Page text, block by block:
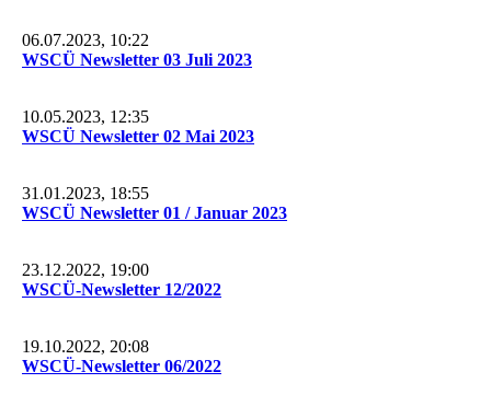
06.07.2023, 10:22
WSCÜ Newsletter 03 Juli 2023
10.05.2023, 12:35
WSCÜ Newsletter 02 Mai 2023
31.01.2023, 18:55
WSCÜ Newsletter 01 / Januar 2023
23.12.2022, 19:00
WSCÜ-Newsletter 12/2022
19.10.2022, 20:08
WSCÜ-Newsletter 06/2022